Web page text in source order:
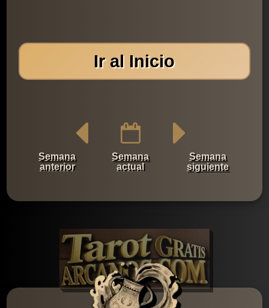
Ir al Inicio
Semana
anterior
Semana
actual
Semana
siguiente